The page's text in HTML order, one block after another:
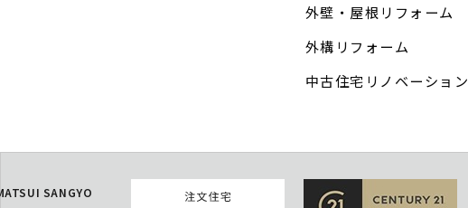
外壁・屋根リフォーム
外構リフォーム
中古住宅リノベーション
SANGYO